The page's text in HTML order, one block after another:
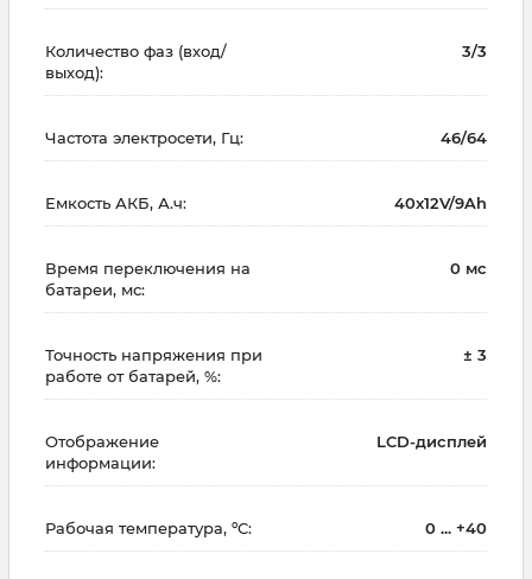
Количество фаз (вход/
выход):
3/3
Частота электросети, Гц: 46/64
Емкость АКБ, А.ч: 40x12V/9Ah
Время переключения на
батареи, мс:
0 мс
Точность напряжения при
работе от батарей, %:
± 3
Отображение
информации:
LCD-дисплей
Рабочая температура, ºC: 0 ... +40